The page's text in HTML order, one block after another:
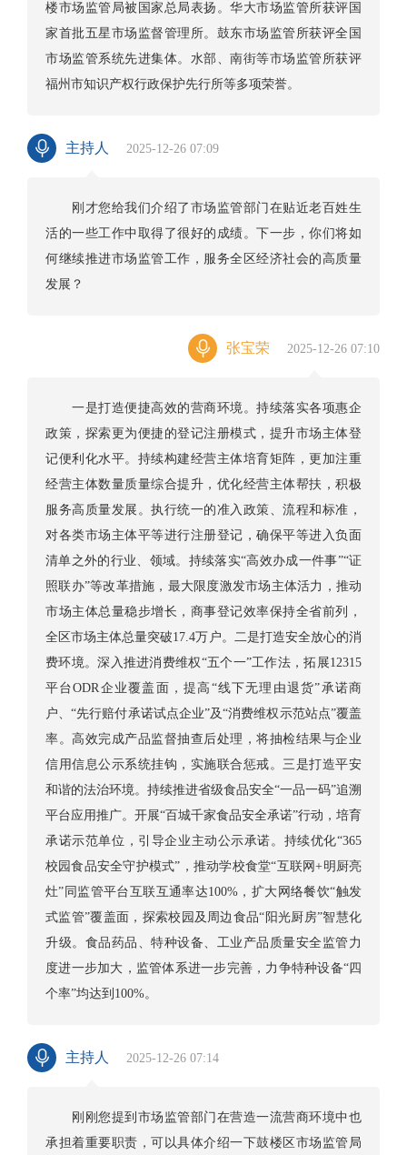
楼市场监管局被国家总局表扬。华大市场监管所获评国
家首批五星市场监督管理所。鼓东市场监管所获评全国
市场监管系统先进集体。水部、南街等市场监管所获评
福州市知识产权行政保护先行所等多项荣誉。
主持人 2025-12-26 07:09
刚才您给我们介绍了市场监管部门在贴近老百姓生
活的一些工作中取得了很好的成绩。下一步，你们将如
何继续推进市场监管工作，服务全区经济社会的高质量
发展？
张宝荣 2025-12-26 07:10
一是打造便捷高效的营商环境。持续落实各项惠企
政策，探索更为便捷的登记注册模式，提升市场主体登
记便利化水平。持续构建经营主体培育矩阵，更加注重
经营主体数量质量综合提升，优化经营主体帮扶，积极
服务高质量发展。执行统一的准入政策、流程和标准，
对各类市场主体平等进行注册登记，确保平等进入负面
清单之外的行业、领域。持续落实“高效办成一件事”“证
照联办”等改革措施，最大限度激发市场主体活力，推动
市场主体总量稳步增长，商事登记效率保持全省前列，
全区市场主体总量突破17.4万户。二是打造安全放心的消
费环境。深入推进消费维权“五个一”工作法，拓展12315
平台ODR企业覆盖面，提高“线下无理由退货”承诺商
户、“先行赔付承诺试点企业”及“消费维权示范站点”覆盖
率。高效完成产品监督抽查后处理，将抽检结果与企业
信用信息公示系统挂钩，实施联合惩戒。三是打造平安
和谐的法治环境。持续推进省级食品安全“一品一码”追溯
平台应用推广。开展“百城千家食品安全承诺”行动，培育
承诺示范单位，引导企业主动公示承诺。持续优化“365
校园食品安全守护模式”，推动学校食堂“互联网+明厨亮
灶”同监管平台互联互通率达100%，扩大网络餐饮“触发
式监管”覆盖面，探索校园及周边食品“阳光厨房”智慧化
升级。食品药品、特种设备、工业产品质量安全监管力
度进一步加大，监管体系进一步完善，力争特种设备“四
个率”均达到100%。
主持人 2025-12-26 07:14
刚刚您提到市场监管部门在营造一流营商环境中也
承担着重要职责，可以具体介绍一下鼓楼区市场监管局